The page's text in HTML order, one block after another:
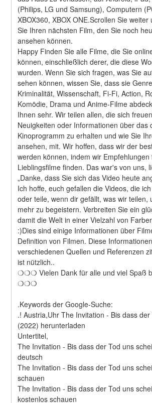
(Philips, LG und Samsung), Computern
XBOX360, XBOX ONE.Scrollen Sie weiter
Sie Ihren nächsten Film, den Sie noch
ansehen können.
Happy Finden Sie alle Filme, die Sie
können, einschließlich derer, die diese
wurden. Wenn Sie sich fragen, was Sie
sehen können, wissen Sie, dass sie
Kriminalität, Wissenschaft, Fi-Fi, Action,
Komödie, Drama und Anime-Filme
Ihnen sehr. Wir teilen allen, die sich
Neuigkeiten oder Informationen über das
Kinoprogramm zu erhalten und wie Sie
ansehen, mit. Wir hoffen, dass wir der
werden können, indem wir Empfehlungen
Lieblingsfilme finden. Das war's von uns,
„Danke, dass Sie sich das Video heute
Ich hoffe, euch gefallen die Videos, die
oder teile, wenn dir gefällt, was wir teilen,
mehr zu begeistern. Verbreiten Sie ein
damit die Welt in einer Vielzahl von
:)Dies sind einige Informationen über
Definition von Filmen. Diese
verschiedenen Quellen und Referenzen
ist nützlich..
❍❍❍ Vielen Dank für alle und viel Spaß
❍❍❍
.Keywords der Google-Suche:
.! Austria,Uhr The Invitation - Bis dass
(2022) herunterladen
Untertitel,
The Invitation - Bis dass der Tod uns
deutsch
The Invitation - Bis dass der Tod uns
schauen
The Invitation - Bis dass der Tod uns
kostenlos schauen